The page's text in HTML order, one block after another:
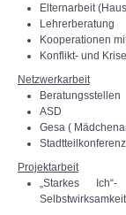
Elternarbeit
Lehrerberatung
Kooperationen
Konflikt- und
Netzwerkarbeit
Beratungsstellen
ASD
Gesa (
Projektarbeit
„Starkes
Selbstwirksamkeit